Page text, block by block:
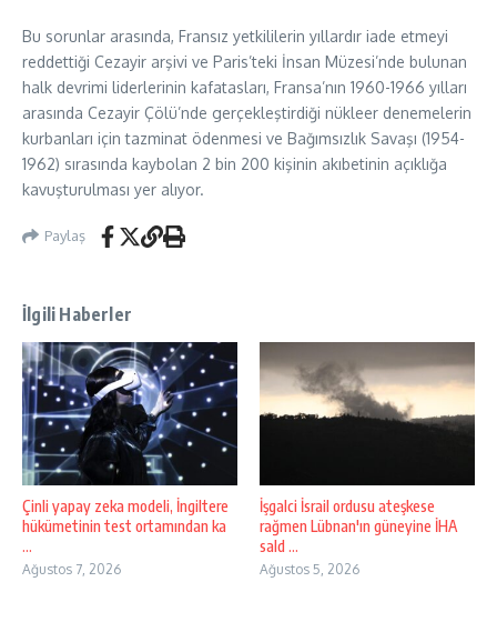
Bu sorunlar arasında, Fransız yetkililerin yıllardır iade etmeyi
reddettiği Cezayir arşivi ve Paris’teki İnsan Müzesi’nde bulunan
halk devrimi liderlerinin kafatasları, Fransa’nın 1960-1966 yılları
arasında Cezayir Çölü’nde gerçekleştirdiği nükleer denemelerin
kurbanları için tazminat ödenmesi ve Bağımsızlık Savaşı (1954-
1962) sırasında kaybolan 2 bin 200 kişinin akıbetinin açıklığa
kavuşturulması yer alıyor.
Paylaş
İlgili Haberler
Çinli yapay zeka modeli, İngiltere
hükümetinin test ortamından ka
...
Ağustos 7, 2026
İşgalci İsrail ordusu ateşkese
rağmen Lübnan'ın güneyine İHA
sald ...
Ağustos 5, 2026